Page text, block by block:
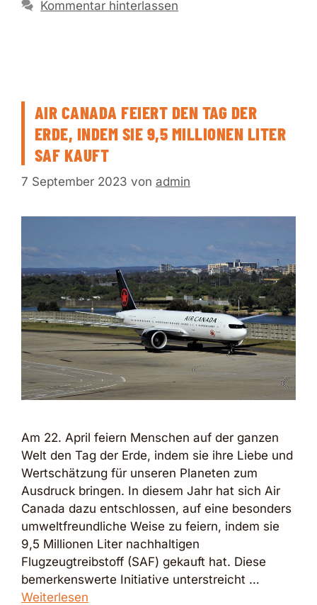
Kommentar hinterlassen
AIR CANADA FEIERT DEN TAG DER
ERDE, INDEM SIE 9,5 MILLIONEN LITER
SAF KAUFT
7 September 2023 von admin
Am 22. April feiern Menschen auf der ganzen
Welt den Tag der Erde, indem sie ihre Liebe und
Wertschätzung für unseren Planeten zum
Ausdruck bringen. In diesem Jahr hat sich Air
Canada dazu entschlossen, auf eine besonders
umweltfreundliche Weise zu feiern, indem sie
9,5 Millionen Liter nachhaltigen
Flugzeugtreibstoff (SAF) gekauft hat. Diese
bemerkenswerte Initiative unterstreicht …
Weiterlesen